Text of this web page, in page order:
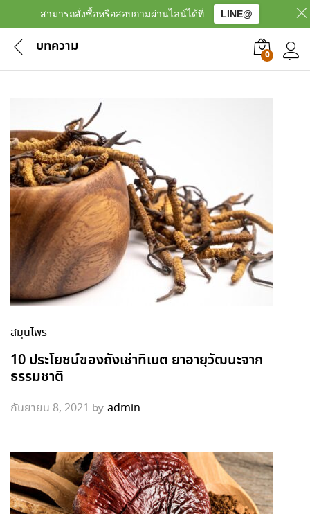
บทความ 0
เข้าสู่
สมุนไพร
10 ประโยชน์ของถังเช่าทิเบต ยาอายุวัฒนะจาก
ธรรมชาติ
กันยายน 8, 2021 by admin
สามารถสั่งซื้อหรือสอบถามผ่านไลน์ได้ที่ LINE@